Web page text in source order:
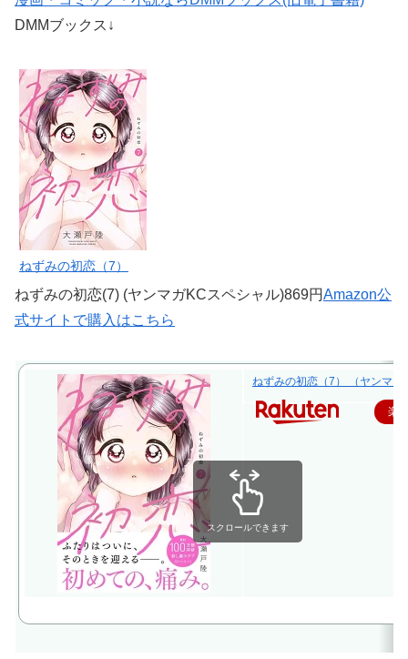
DMMブックス↓
ねずみの初恋（7）
ねずみの初恋(7) (ヤンマガKCスペシャル)869円Amazon公
式サイトで購入はこちら
ねずみの初恋（7） （ヤンマガ
楽
スクロールできます